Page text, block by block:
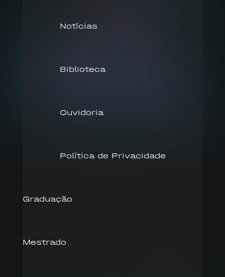
Notícias
Biblioteca
Ouvidoria
Política de Privacidade
Graduação
Mestrado